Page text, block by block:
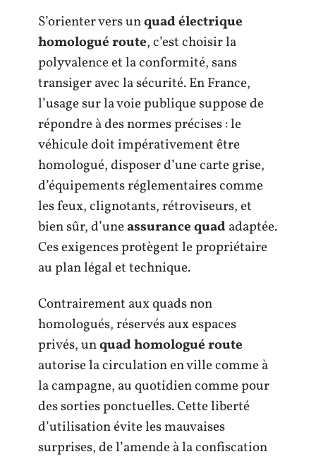
S’orienter vers unquad électrique
homologué route, c’est choisir la
polyvalence et la conformité, sans
transiger avec la sécurité. En France,
l’usage sur la voie publique suppose de
répondre à des normes précises : le
véhicule doit impérativement être
homologué, disposer d’une carte grise,
d’équipements réglementaires comme
les feux, clignotants, rétroviseurs, et
bien sûr, d’uneassurance quad adaptée.
Ces exigences protègent le propriétaire
au plan légal et technique.
Contrairement aux quads non
homologués, réservés aux espaces
privés, unquad homologué route
autorise la circulation en ville comme à
la campagne, au quotidien comme pour
des sorties ponctuelles. Cette liberté
d’utilisation évite les mauvaises
surprises, de l’amende à la confiscation